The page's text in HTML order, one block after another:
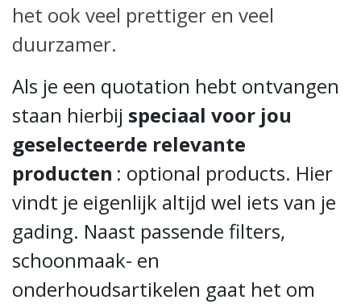
het ook veel prettiger en veel
duurzamer.
Als je een quotation hebt ontvangen
staan hierbij speciaal voor jou
geselecteerde relevante
producten : optional products. Hier
vindt je eigenlijk altijd wel iets van je
gading. Naast passende filters,
schoonmaak- en
onderhoudsartikelen gaat het om